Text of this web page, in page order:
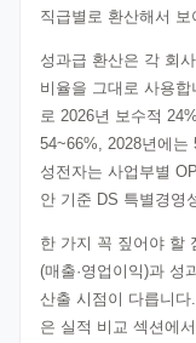
직급별로 환산해서 보
성과급 환산은 각 회
비율을 그대로 사용
로 2026년 보수적
54~66%, 2028년에는
성전자는 사업부별
안 기준 DS 특별경영
한 가지 꼭 짚어야 할
(매출·영업이익)과 성
산출 시점이 다릅니
은 실적 비교 섹션에